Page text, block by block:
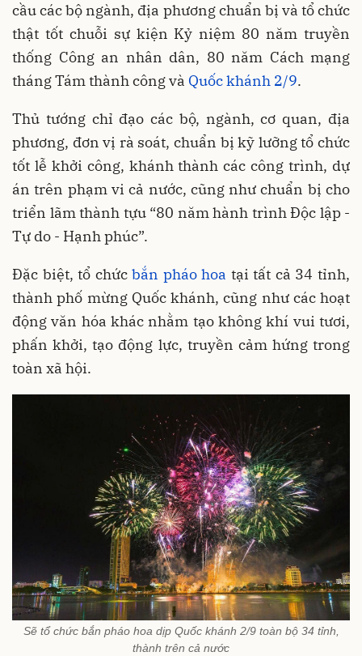
cầu các bộ ngành, địa phương chuẩn bị và tổ chức
thật tốt chuỗi sự kiện Kỷ niệm 80 năm truyền
thống Công an nhân dân, 80 năm Cách mạng
tháng Tám thành công và Quốc khánh 2/9.
Thủ tướng chỉ đạo các bộ, ngành, cơ quan, địa
phương, đơn vị rà soát, chuẩn bị kỹ lưỡng tổ chức
tốt lễ khởi công, khánh thành các công trình, dự
án trên phạm vi cả nước, cũng như chuẩn bị cho
triển lãm thành tựu “80 năm hành trình Độc lập -
Tự do - Hạnh phúc”.
Đặc biệt, tổ chứcbắn pháo hoa tại tất cả 34 tỉnh,
thành phố mừng Quốc khánh, cũng như các hoạt
động văn hóa khác nhằm tạo không khí vui tươi,
phấn khởi, tạo động lực, truyền cảm hứng trong
toàn xã hội.
Sẽ tổ chức bắn pháo hoa dịp Quốc khánh 2/9 toàn bộ 34 tỉnh,
thành trên cả nước